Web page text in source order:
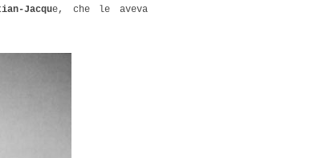
Jacque, che le aveva